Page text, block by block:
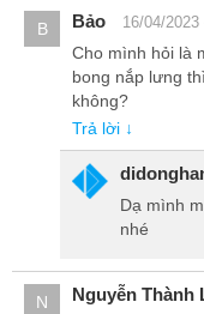
B Bảo 16/04/2023
Cho mình hỏi là
bong nắp lưng
không?
Trả lời ↓
Dạ mình
nhé
N Nguyễn Thành